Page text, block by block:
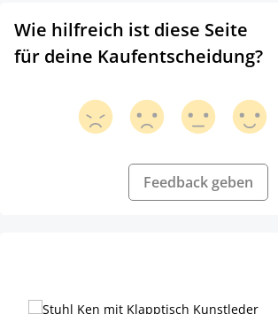
Wie hilfreich ist diese Seite
für deine Kaufentscheidung?
Feedback geben